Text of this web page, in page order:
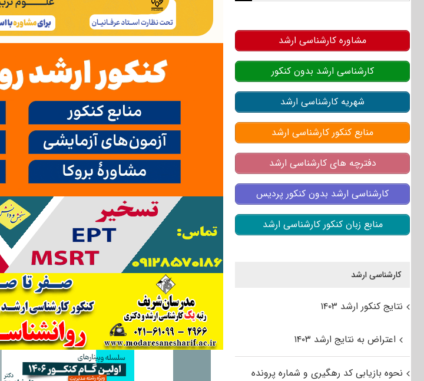
مشاوره کارشناسی ارشد
کارشناسی ارشد بدون کنکور
شهریه کارشناسی ارشد
منابع کنکور کارشناسی ارشد
دفترچه های کارشناسی ارشد
کارشناسی ارشد بدون کنکور پردیس
منابع زبان کنکور کارشناسی ارشد
کارشناسی ارشد
نتایج کنکور ارشد ۱۴۰۳
اعتراض به نتایج ارشد ۱۴۰۳
نحوه بازیابی کد رهگیری و شماره پرونده